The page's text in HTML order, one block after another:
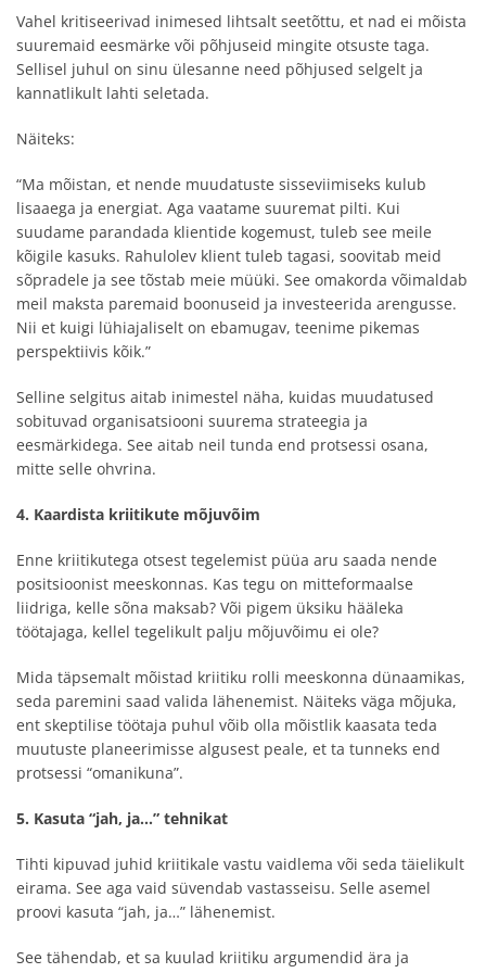
Vahel kritiseerivad inimesed lihtsalt seetõttu, et nad ei mõista
suuremaid eesmärke või põhjuseid mingite otsuste taga.
Sellisel juhul on sinu ülesanne need põhjused selgelt ja
kannatlikult lahti seletada.
Näiteks:
“Ma mõistan, et nende muudatuste sisseviimiseks kulub
lisaaega ja energiat. Aga vaatame suuremat pilti. Kui
suudame parandada klientide kogemust, tuleb see meile
kõigile kasuks. Rahulolev klient tuleb tagasi, soovitab meid
sõpradele ja see tõstab meie müüki. See omakorda võimaldab
meil maksta paremaid boonuseid ja investeerida arengusse.
Nii et kuigi lühiajaliselt on ebamugav, teenime pikemas
perspektiivis kõik.”
Selline selgitus aitab inimestel näha, kuidas muudatused
sobituvad organisatsiooni suurema strateegia ja
eesmärkidega. See aitab neil tunda end protsessi osana,
mitte selle ohvrina.
4. Kaardista kriitikute mõjuvõim
Enne kriitikutega otsest tegelemist püüa aru saada nende
positsioonist meeskonnas. Kas tegu on mitteformaalse
liidriga, kelle sõna maksab? Või pigem üksiku hääleka
töötajaga, kellel tegelikult palju mõjuvõimu ei ole?
Mida täpsemalt mõistad kriitiku rolli meeskonna dünaamikas,
seda paremini saad valida lähenemist. Näiteks väga mõjuka,
ent skeptilise töötaja puhul võib olla mõistlik kaasata teda
muutuste planeerimisse algusest peale, et ta tunneks end
protsessi “omanikuna”.
5. Kasuta “jah, ja…” tehnikat
Tihti kipuvad juhid kriitikale vastu vaidlema või seda täielikult
eirama. See aga vaid süvendab vastasseisu. Selle asemel
proovi kasuta “jah, ja…” lähenemist.
See tähendab, et sa kuulad kriitiku argumendid ära ja